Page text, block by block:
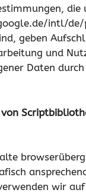
die
intl/de/
geben
und
Daten durch
wir auf